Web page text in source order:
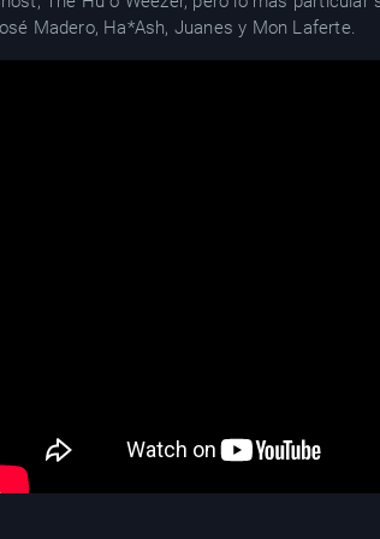
Madero, Ha*Ash, Juanes y Mon Laferte.